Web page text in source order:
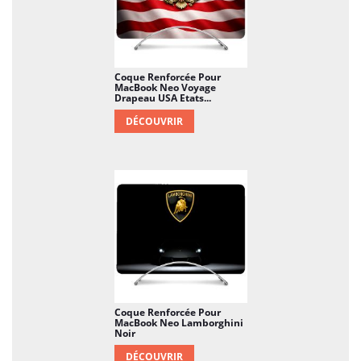
Coque Renforcée Pour
MacBook Neo Voyage
Drapeau USA Etats...
DÉCOUVRIR
Coque Renforcée Pour
MacBook Neo Lamborghini
Noir
DÉCOUVRIR